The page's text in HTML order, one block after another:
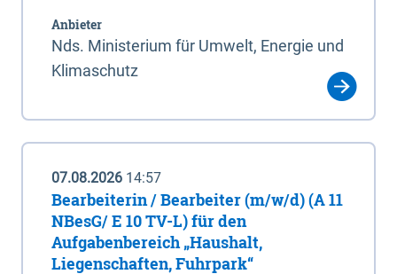
Anbieter
Nds. Ministerium für Umwelt, Energie und
Klimaschutz
07.08.2026 14:57
Bearbeiterin / Bearbeiter (m/w/d) (A 11
NBesG/ E 10 TV-L) für den
Aufgabenbereich „Haushalt,
Liegenschaften, Fuhrpark“